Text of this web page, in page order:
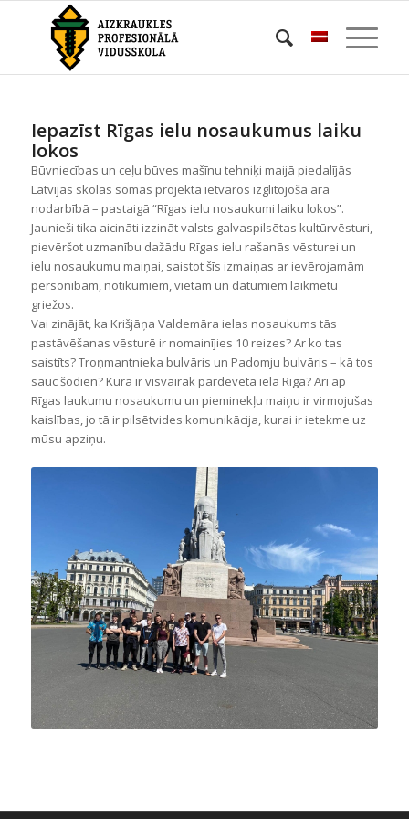
Iepazīst Rīgas ielu nosaukumus laiku
lokos
Būvniecības un ceļu būves mašīnu tehniķi maijā piedalījās
Latvijas skolas somas projekta ietvaros izglītojošā āra
nodarbībā – pastaigā “Rīgas ielu nosaukumi laiku lokos”.
Jaunieši tika aicināti izzināt valsts galvaspilsētas kultūrvēsturi,
pievēršot uzmanību dažādu Rīgas ielu rašanās vēsturei un
ielu nosaukumu maiņai, saistot šīs izmaiņas ar ievērojamām
personībām, notikumiem, vietām un datumiem laikmetu
griežos.
Vai zinājāt, ka Krišjāņa Valdemāra ielas nosaukums tās
pastāvēšanas vēsturē ir nomainījies 10 reizes? Ar ko tas
saistīts? Troņmantnieka bulvāris un Padomju bulvāris – kā tos
sauc šodien? Kura ir visvairāk pārdēvētā iela Rīgā? Arī ap
Rīgas laukumu nosaukumu un pieminekļu maiņu ir virmojušas
kaislības, jo tā ir pilsētvides komunikācija, kurai ir ietekme uz
mūsu apziņu.